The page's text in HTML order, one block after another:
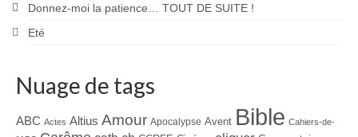
Donnez-moi la patience… TOUT DE SUITE !
Eté
Nuage de tags
ABC Actes Altius Amour Apocalypse Avent Bible Cahiers-de-